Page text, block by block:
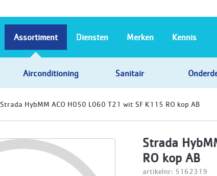
Assortiment
Airconditioning Sanitair
Diensten Merken Kennis
Strada HybMM ACO H050 L060 T21 wit SF K115 RO kop AB
Strada
RO kop AB
artikelnr: 5162319